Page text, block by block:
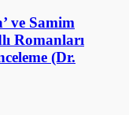
ve Samim
Romanları
(Dr.